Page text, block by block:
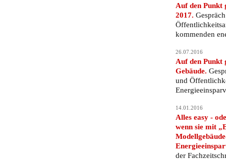
Auf den Punkt
2017.
kommenden
26.07.2016
Auf den Punkt
Gebäude.
und
14.01.2016
Alles easy -
wenn sie mit
der